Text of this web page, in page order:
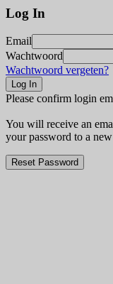
Log In
Email
Wachtwoord
Wachtwoord vergeten?
Please confirm login
You will receive an
your password to a